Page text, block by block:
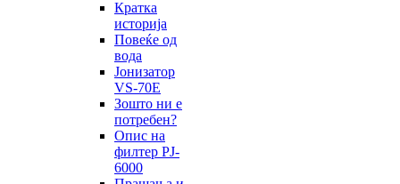
Кратка
историја
Повеќе од
вода
Јонизатор
VS-70E
Зошто ни е
потребен?
Опис на
филтер PJ-
6000